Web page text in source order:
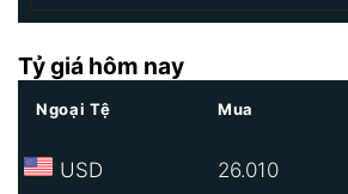
Tỷ giá hôm nay
Ngoại Tệ Mua
USD 26.010